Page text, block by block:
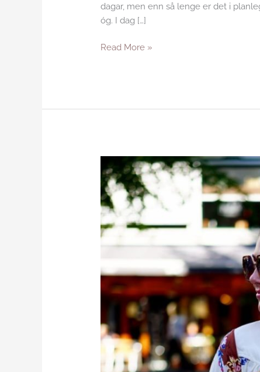
dagar, men enn så lenge er det i
óg. I dag […]
Read More »
Fashion
Breakfast